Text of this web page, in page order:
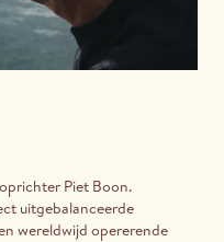
Piet Boon.
uitgebalanceerde
wereldwijd opererende